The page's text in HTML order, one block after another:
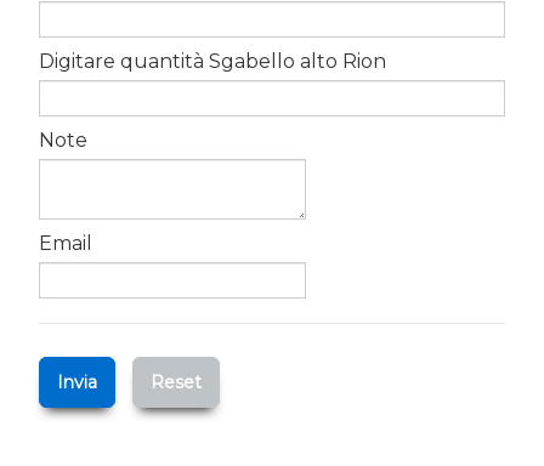
Digitare quantità Sgabello alto Rion
Note
Email
Invia Reset